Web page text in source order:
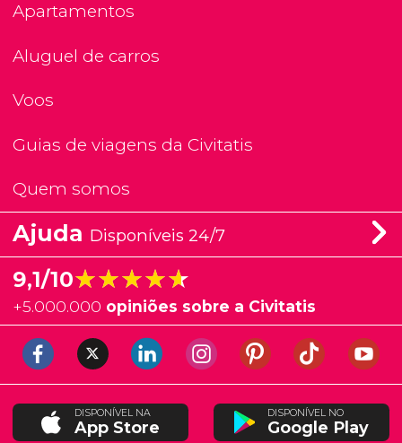
Apartamentos
Aluguel de carros
Voos
Guias de viagens da Civitatis
Quem somos
Ajuda Disponíveis 24/7
9,1/10★★★★★
★★★★★
+5.000.000 opiniões sobre a Civitatis
DISPONÍVEL NA
App Store
DISPONÍVEL NO
Google Play